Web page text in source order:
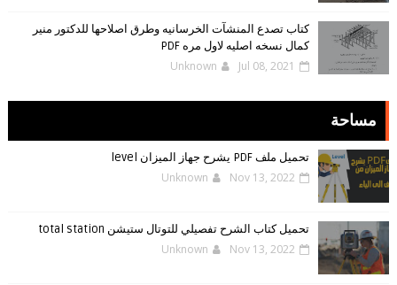
كتاب تصدع المنشآت الخرسانيه وطرق اصلاحها للدكتور منير
كمال نسخه اصليه لاول مره PDF
Unknown Jul 08, 2021
مساحة
تحميل ملف PDF يشرح جهاز الميزان level
Unknown Nov 13, 2022
تحميل كتاب الشرح تفصيلي للتوتال ستيشن total station
Unknown Nov 13, 2022